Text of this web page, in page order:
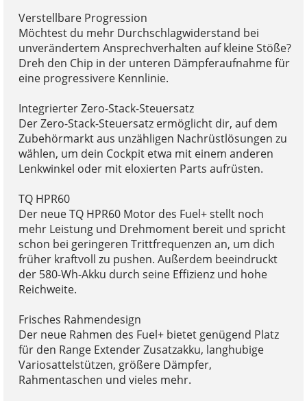
Verstellbare Progression
Möchtest du mehr Durchschlagwiderstand bei
unverändertem Ansprechverhalten auf kleine Stöße?
Dreh den Chip in der unteren Dämpferaufnahme für
eine progressivere Kennlinie.
Integrierter Zero-Stack-Steuersatz
Der Zero-Stack-Steuersatz ermöglicht dir, auf dem
Zubehörmarkt aus unzähligen Nachrüstlösungen zu
wählen, um dein Cockpit etwa mit einem anderen
Lenkwinkel oder mit eloxierten Parts aufrüsten.
TQ HPR60
Der neue TQ HPR60 Motor des Fuel+ stellt noch
mehr Leistung und Drehmoment bereit und spricht
schon bei geringeren Trittfrequenzen an, um dich
früher kraftvoll zu pushen. Außerdem beeindruckt
der 580-Wh-Akku durch seine Effizienz und hohe
Reichweite.
Frisches Rahmendesign
Der neue Rahmen des Fuel+ bietet genügend Platz
für den Range Extender Zusatzakku, langhubige
Variosattelstützen, größere Dämpfer,
Rahmentaschen und vieles mehr.